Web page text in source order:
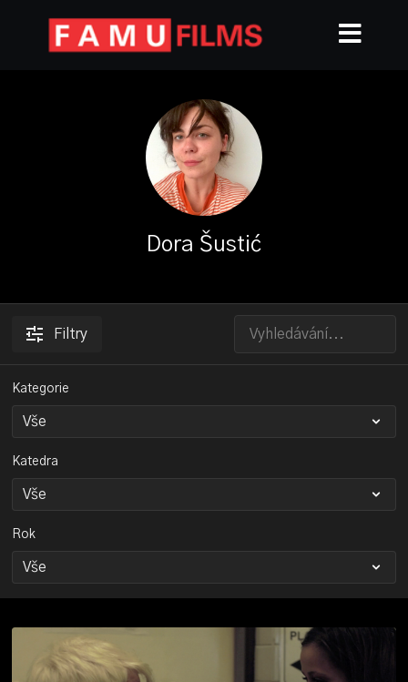
Dora Šustić
Filtry
Kategorie
Katedra
Rok